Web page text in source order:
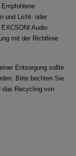
Empfohlene
und Licht- oder
Audio
mit der Richtlinie
Entsorgung sollte
Bitte bechten Sie
das Recycling von